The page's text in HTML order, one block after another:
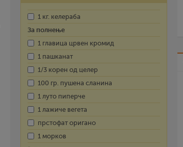
1 кг. келераба
За полнење
1 главица црвен кромид
1 пашканат
1/3 корен од целер
100 гр. пушена сланина
1 луто пиперче
1 лажиче вегета
прстофат оригано
1 морков